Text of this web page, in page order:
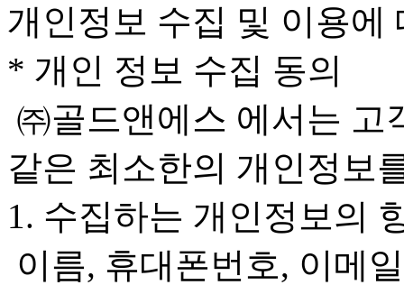
개인정보 수집 및 이용에
* 개인 정보 수집 동의
㈜골드앤에스 에서는 고
같은 최소한의 개인정보
1. 수집하는 개인정보의
이름, 휴대폰번호, 이메